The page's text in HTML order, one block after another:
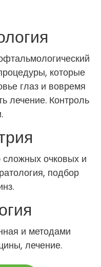
которые
глаз и вовремя
лечение. Контроль
сложных очковых и
подбор
и методами
лечение.